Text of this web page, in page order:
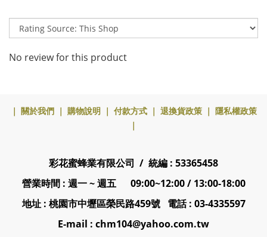
No review for this product
｜ 關於我們 ｜ 購物說明 ｜ 付款方式 ｜ 退換貨政策 ｜ 隱私權政策
｜
彩花蜜蜂業有限公司 / 統編 : 53365458
營業時間 : 週一 ~ 週五 09:00~12:00 / 13:00-18:00
地址 : 桃園市中壢區榮民路459號 電話 : 03-4335597
E-mail : chm104@yahoo.com.tw